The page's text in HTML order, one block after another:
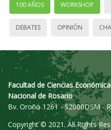
100 AÑOS WORKSHOP
DEBATES OPINIÓN
Facultad de Ciencias
Nacional de Rosario
Bv. Oroño 1261 - S2000DSM -
Copyright © 2021. All Rights